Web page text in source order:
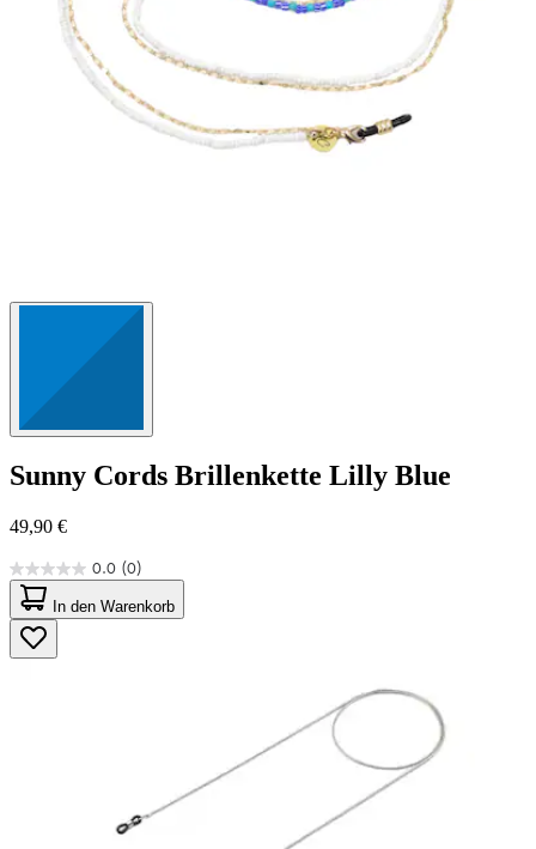
Sunny Cords Brillenkette Lilly Blue
49,90 €
0.0 (0)
0.0
von
5
Sternen.
In den Warenkorb